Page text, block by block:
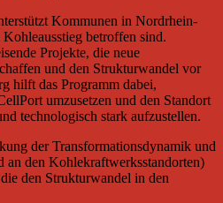
Kommunen in Nordrhein-
betroffen sind.
Projekte, die neue
und den Strukturwandel vor
hilft das Programm dabei,
umzusetzen und den Standort
technologisch stark aufzustellen.
der Transformationsdynamik und
den Kohlekraftwerksstandorten)
den Strukturwandel in den